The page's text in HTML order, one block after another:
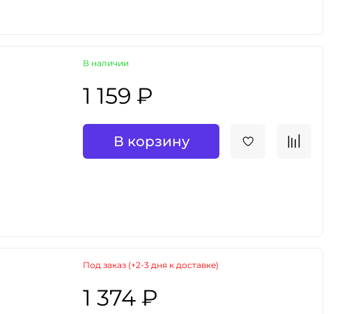
В наличии
1 159 ₽
В корзину
Под заказ (+2-3 дня к доставке)
1 374 ₽